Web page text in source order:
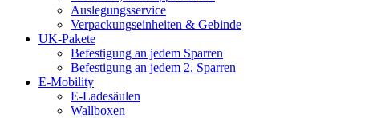
Auslegungsservice
Verpackungseinheiten & Gebinde
UK-Pakete
Befestigung an jedem Sparren
Befestigung an jedem 2. Sparren
E-Mobility
E-Ladesäulen
Wallboxen